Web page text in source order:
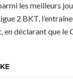
les meilleurs
2 BKT,
en déclarant que le